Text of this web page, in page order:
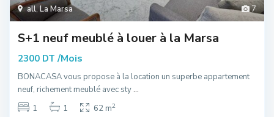
7
all,La Marsa
S+1 neuf meublé à louer à la Marsa
2300 DT /Mois
BONACASA vous propose à la location un superbe appartement
neuf, richement meublé avec sty...
1
1 62 m2